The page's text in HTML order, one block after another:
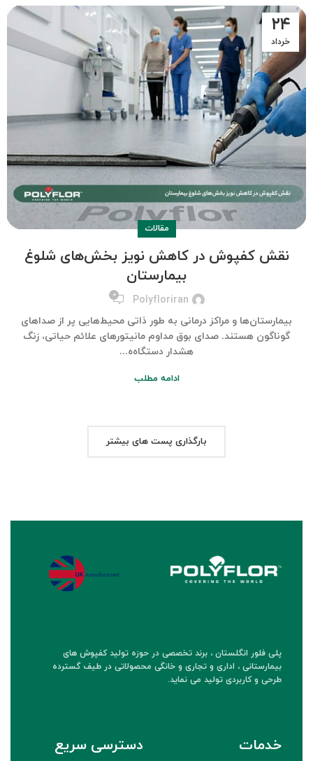
۲۴
خرداد
مقالات
نقش کفپوش در کاهش نویز بخش‌های شلوغ
بیمارستان
Polyfloriran ۰
بیمارستان‌ها و مراکز درمانی به طور ذاتی محیط‌هایی پر از صداهای
گوناگون هستند. صدای بوق مداوم مانیتورهای علائم حیاتی، زنگ
هشدار دستگاه‌ه...
ادامه مطلب
بارگذاری پست های بیشتر
پلی فلور انگلستان ، برند تخصصی در حوزه تولید کفپوش های
بیمارستانی ، اداری و تجاری و خانگی محصولاتی در طیف گسترده
طرحی و کاربردی تولید می نماید.
خدمات دسترسی سریع